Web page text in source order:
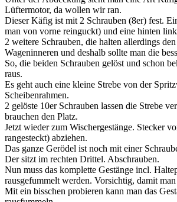
Lüftermotor, da wollen wir ran.
Dieser Käfig ist mit 2 Schrauben (8er) fest.
man von vorne reinguckt) und eine hinten
2 weitere Schrauben, die halten allerdings
Wageninneren und deshalb sollte man die
So, die beiden Schrauben gelöst und schon
raus.
Es geht auch eine kleine Strebe von der
Scheibenrahmen.
2 gelöste 10er Schrauben lassen die Strebe
brauchen den Platz.
Jetzt wieder zum Wischergestänge. Stecker
rangesteckt) abziehen.
Das ganze Gerödel ist noch mit einer
Der sitzt im rechten Drittel. Abschrauben.
Nun muss das komplette Gestänge incl.
rausgefummelt werden. Vorsichtig, damit
Mit ein bisschen probieren kann man das